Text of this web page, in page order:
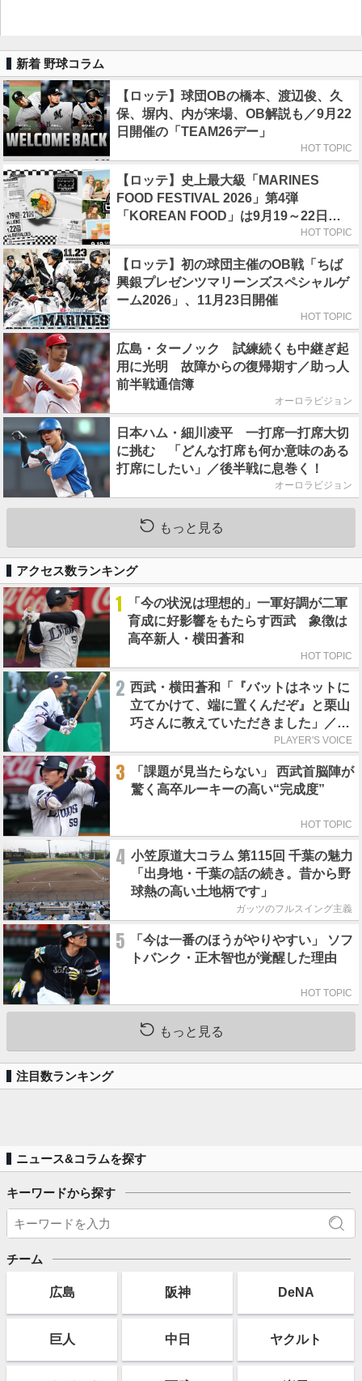
新着 野球コラム
【ロッテ】球団OBの橋本、渡辺俊、久
保、塀内、内が来場、OB解説も／9月22
日開催の「TEAM26デー」
HOT TOPIC
【ロッテ】史上最大級「MARINES
FOOD FESTIVAL 2026」第4弾
「KOREAN FOOD」は9月19～22日／
HOT TOPIC
【ロッテ】初の球団主催のOB戦「ちば
興銀プレゼンツマリーンズスペシャルゲ
ーム2026」、11月23日開催
HOT TOPIC
広島・ターノック 試練続くも中継ぎ起
用に光明 故障からの復帰期す／助っ人
前半戦通信簿
オーロラビジョン
日本ハム・細川凌平 一打席一打席大切
に挑む 「どんな打席も何か意味のある
打席にしたい」／後半戦に息巻く！
オーロラビジョン
もっと見る
アクセス数ランキング
1
「今の状況は理想的」一軍好調が二軍
育成に好影響をもたらす西武 象徴は
高卒新人・横田蒼和
HOT TOPIC
2 西武・横田蒼和「『バットはネットに
立てかけて、端に置くんだぞ』と栗山
巧さんに教えていただきました」／憧
PLAYER'S VOICE
3
「課題が見当たらない」 西武首脳陣が
驚く高卒ルーキーの高い“完成度”
HOT TOPIC
4 小笠原道大コラム 第115回 千葉の魅力
「出身地・千葉の話の続き。昔から野
球熱の高い土地柄です」
ガッツのフルスイング主義
5
「今は一番のほうがやりやすい」 ソフ
トバンク・正木智也が覚醒した理由
HOT TOPIC
もっと見る
注目数ランキング
ニュース&コラムを探す
キーワードから探す
チーム
広島 阪神 DeNA
巨人 中日 ヤクルト